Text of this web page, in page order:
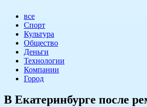
все
Спорт
Культура
Общество
Деньги
Технологии
Компании
Город
В Екатеринбурге после